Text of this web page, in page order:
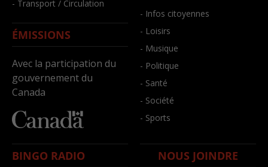
- Transport / Circulation
ÉMISSIONS
Avec la participation du
gouvernement du
Canada
- Infos citoyennes
- Loisirs
- Musique
- Politique
- Santé
- Société
- Sports
BINGO RADIO NOUS JOINDRE